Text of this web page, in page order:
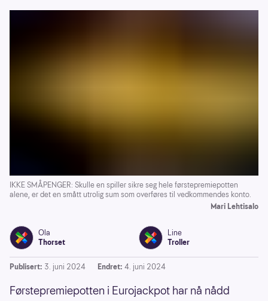
IKKE SMÅPENGER: Skulle en spiller sikre seg hele førstepremiepotten
alene, er det en smått utrolig sum som overføres til vedkommendes konto.
Mari Lehtisalo
Ola
Thorset
Line
Troller
Publisert: 3. juni 2024 Endret: 4. juni 2024
Førstepremiepotten i Eurojackpot har nå nådd